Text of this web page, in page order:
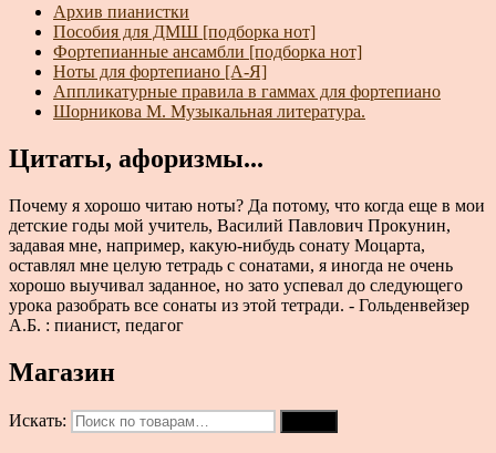
Архив пианистки
Пособия для ДМШ [подборка нот]
Фортепианные ансамбли [подборка нот]
Ноты для фортепиано [А-Я]
Аппликатурные правила в гаммах для фортепиано
Шорникова М. Музыкальная литература.
Цитаты, афоризмы...
Почему я хорошо читаю ноты? Да потому, что когда еще в мои
детские годы мой учитель, Василий Павлович Прокунин,
задавая мне, например, какую-нибудь сонату Моцарта,
оставлял мне целую тетрадь с сонатами, я иногда не очень
хорошо выучивал заданное, но зато успевал до следующего
урока разобрать все сонаты из этой тетради. - Гольденвейзер
А.Б. : пианист, педагог
Магазин
Искать: